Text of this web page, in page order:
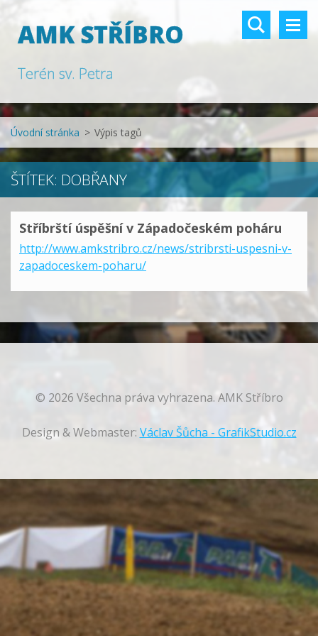
AMK STŘÍBRO
Terén sv. Petra
Úvodní stránka > Výpis tagů
ŠTÍTEK: DOBŘANY
Stříbrští úspěšní v Západočeském poháru
http://www.amkstribro.cz/news/stribrsti-uspesni-v-
zapadoceskem-poharu/
© 2026 Všechna práva vyhrazena. AMK Stříbro
Design & Webmaster: Václav Šůcha - GrafikStudio.cz